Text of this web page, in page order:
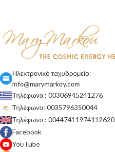
Ηλεκτρονικό ταχυδρομείο:
info@marymarkoy.com
Τηλέφωνο : 00306945241276
Τηλέφωνο: 0035796350044
Τηλέφωνο : 00447411974112620
Facebook
YouTube